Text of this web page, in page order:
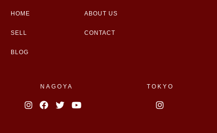
HOME ABOUT US
SELL CONTACT
BLOG
NAGOYA TOKYO